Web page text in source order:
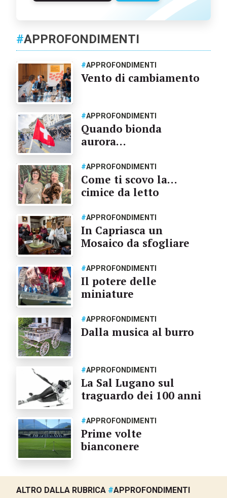
#APPROFONDIMENTI
#APPROFONDIMENTI
Vento di cambiamento
#APPROFONDIMENTI
Quando bionda
aurora…
#APPROFONDIMENTI
Come ti scovo la…
cimice da letto
#APPROFONDIMENTI
In Capriasca un
Mosaico da sfogliare
#APPROFONDIMENTI
Il potere delle
miniature
#APPROFONDIMENTI
Dalla musica al burro
#APPROFONDIMENTI
La Sal Lugano sul
traguardo dei 100 anni
#APPROFONDIMENTI
Prime volte
bianconere
ALTRO DALLA RUBRICA #APPROFONDIMENTI